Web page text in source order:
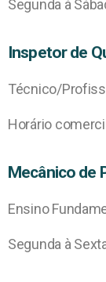
Segunda à
Inspetor de
Técnico/
Horário
Mecânico de
Ensino
Segunda à